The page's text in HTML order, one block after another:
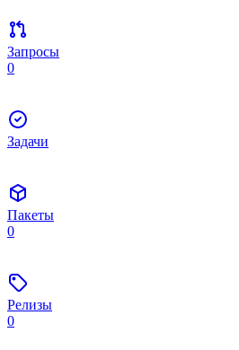
Запросы
0
Задачи
Пакеты
0
Релизы
0